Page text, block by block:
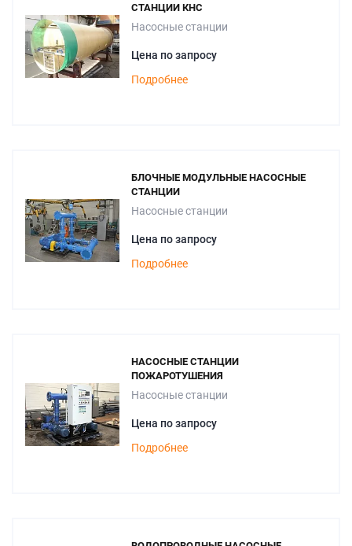
СТАНЦИИ КНС
Насосные станции
Цена по запросу
Подробнее
БЛОЧНЫЕ МОДУЛЬНЫЕ НАСОСНЫЕ
СТАНЦИИ
Насосные станции
Цена по запросу
Подробнее
НАСОСНЫЕ СТАНЦИИ
ПОЖАРОТУШЕНИЯ
Насосные станции
Цена по запросу
Подробнее